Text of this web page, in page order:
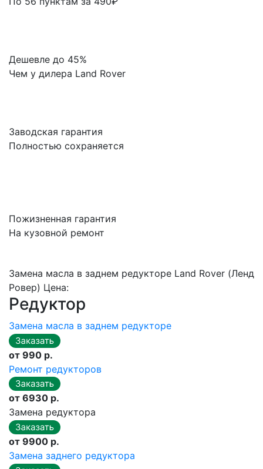
Дешевле до 45%
Чем у дилера Land Rover
Заводская гарантия
Полностью сохраняется
Пожизненная гарантия
На кузовной ремонт
Замена масла в заднем редукторе Land Rover (Ленд
Ровер) Цена:
Редуктор
Замена масла в заднем редукторе
от 990 р.
Ремонт редукторов
от 6930 р.
Замена редуктора
от 9900 р.
Замена заднего редуктора